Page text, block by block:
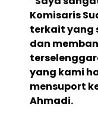
Komisaris
terkait yang
dan
yang kami
mensuport
Ahmadi.